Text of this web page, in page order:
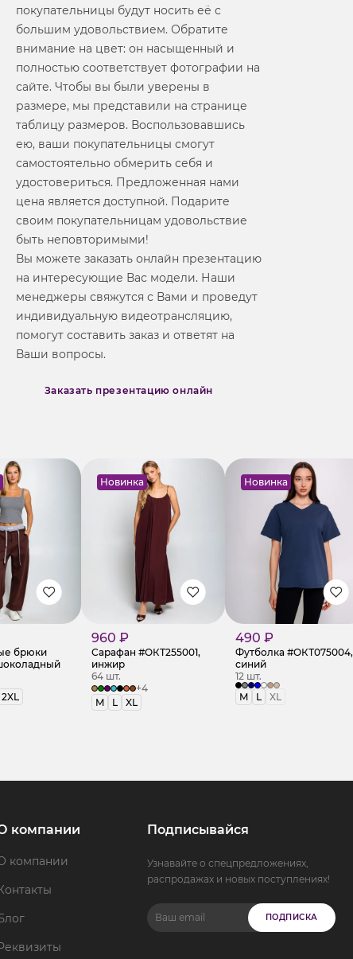
покупательницы будут носить её с
большим удовольствием. Обратите
внимание на цвет: он насыщенный и
полностью соответствует фотографии на
сайте. Чтобы вы были уверены в
размере, мы представили на странице
таблицу размеров. Воспользовавшись
ею, ваши покупательницы смогут
самостоятельно обмерить себя и
удостовериться. Предложенная нами
цена является доступной. Подарите
своим покупательницам удовольствие
быть неповторимыми!
Вы можете заказать онлайн презентацию
на интересующие Вас модели. Наши
менеджеры свяжутся с Вами и проведут
индивидуальную видеотрансляцию,
помогут составить заказ и ответят на
Ваши вопросы.
Заказать презентацию онлайн
брюки
2XL
Новинка
960 ₽
Сарафан #ОКТ255001,
инжир
64 шт.
+4
M
L XL
Новинка
490 ₽
Футболка #ОКТ075004,
синий
12 шт.
M
L XL
компании
компании
Подписывайся
Узнавайте о спецпредложениях,
распродажах и новых поступлениях!
ПОДПИСКА